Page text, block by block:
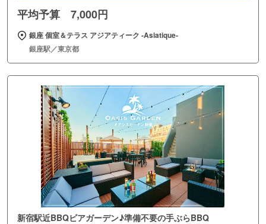
平均予算 7,000円
銀座 個室＆テラス アジアティーク ‐Asiatique‐
銀座駅／東京都
新宿駅近BBQビアガーデン♪準備不要の手ぶらBBQ